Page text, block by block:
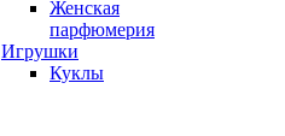
Женская
парфюмерия
Игрушки
Куклы